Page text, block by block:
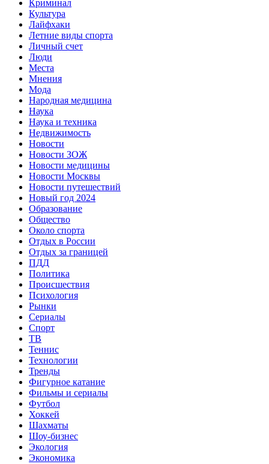
Криминал
Культура
Лайфхаки
Летние виды спорта
Личный счет
Люди
Места
Мнения
Мода
Народная медицина
Наука
Наука и техника
Недвижимость
Новости
Новости ЗОЖ
Новости медицины
Новости Москвы
Новости путешествий
Новый год 2024
Образование
Общество
Около спорта
Отдых в России
Отдых за границей
ПДД
Политика
Происшествия
Психология
Рынки
Сериалы
Спорт
ТВ
Теннис
Технологии
Тренды
Фигурное катание
Фильмы и сериалы
Футбол
Хоккей
Шахматы
Шоу-бизнес
Экология
Экономика